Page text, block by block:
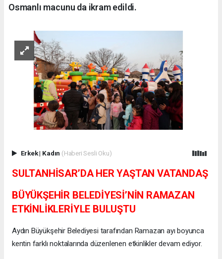
Osmanlı macunu da ikram edildi.
Erkek| Kadın (Haberi Sesli Oku)
SULTANHİSAR’DA HER YAŞTAN VATANDAŞ
BÜYÜKŞEHİR BELEDİYESİ’NİN RAMAZAN
ETKİNLİKLERİYLE BULUŞTU
Aydın Büyükşehir Belediyesi tarafından Ramazan ayı boyunca
kentin farklı noktalarında düzenlenen etkinlikler devam ediyor.